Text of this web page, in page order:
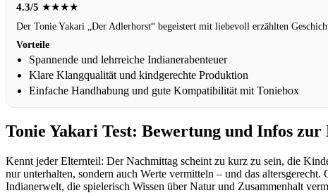
4.3/5 ★★★★
Der Tonie Yakari „Der Adlerhorst“ begeistert mit liebevoll erzählten
Vorteile
Spannende und lehrreiche Indianerabenteuer
Klare Klangqualität und kindgerechte Produktion
Einfache Handhabung und gute Kompatibilität mit Toniebox
Tonie Yakari Test: Bewertung und Infos
Kennt jeder Elternteil: Der Nachmittag scheint zu kurz zu sein, die
nur unterhalten, sondern auch Werte vermitteln – und das
Indianerwelt, die spielerisch Wissen über Natur und Zusammenhalt